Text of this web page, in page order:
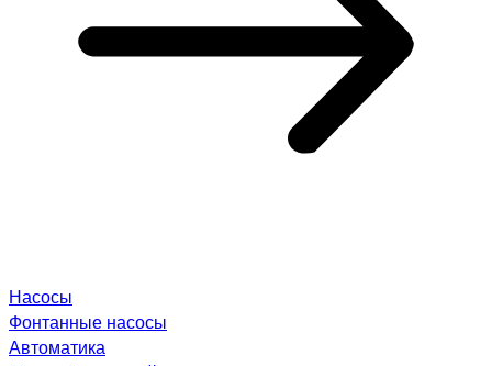
Насосы
Фонтанные насосы
Автоматика